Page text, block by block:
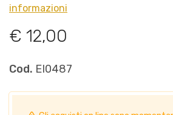
informazioni
€ 12,00
Cod. EI0487